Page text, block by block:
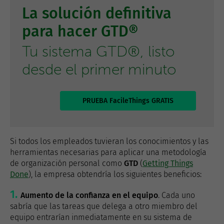
La solución definitiva
para hacer GTD®
Tu sistema GTD®, listo
desde el primer minuto
PRUEBA FacileThings GRATIS
Si todos los empleados tuvieran los conocimientos y las
herramientas necesarias para aplicar una metodología
de organización personal como GTD (Getting Things
Done), la empresa obtendría los siguientes beneficios:
Aumento de la confianza en el equipo. Cada uno
sabría que las tareas que delega a otro miembro del
equipo entrarían inmediatamente en su sistema de